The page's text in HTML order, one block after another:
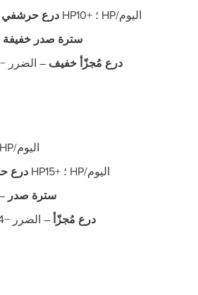
درع – الضرر −4 HP؛ +10 HP/اليوم
سترة صدر خفيفة
درع مُجزّأ خفيف – الضرر −3؛ +125 قوة القتال
– +30 HP/اليوم
درع – الضرر −6 HP؛ +15 HP/اليوم
سترة صدر –
درع مُجزّأ – الضرر −4؛ +500 قوة القتال